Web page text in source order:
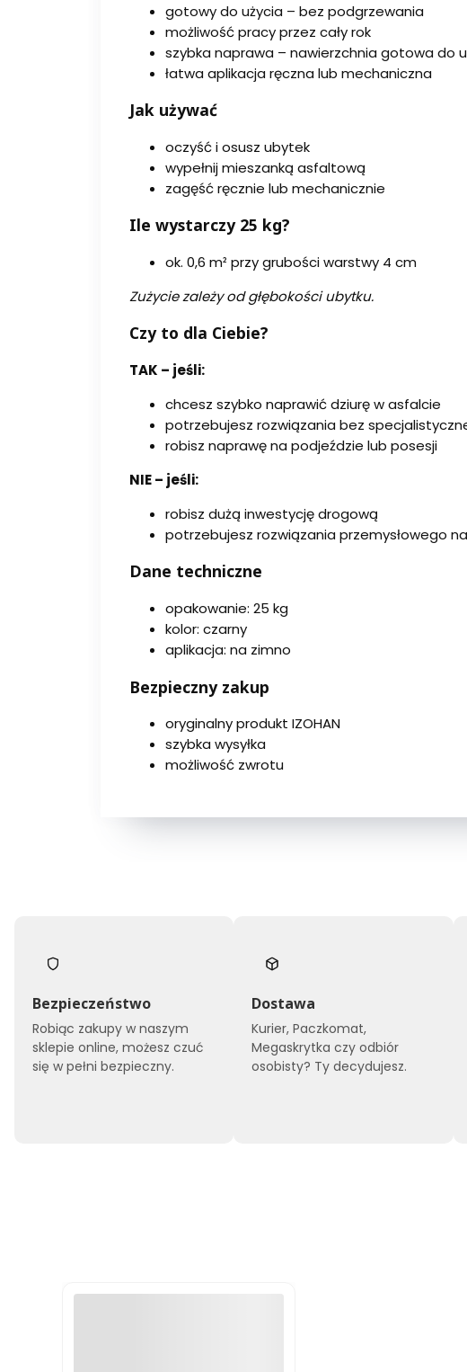
gotowy do użycia – bez podgrzewania
możliwość pracy przez cały rok
szybka naprawa – nawierzchnia gotowa do
łatwa aplikacja ręczna lub mechaniczna
Jak używać
oczyść i osusz ubytek
wypełnij mieszanką asfaltową
zagęść ręcznie lub mechanicznie
Ile wystarczy 25 kg?
ok. 0,6 m² przy grubości warstwy 4 cm
Zużycie zależy od głębokości ubytku.
Czy to dla Ciebie?
TAK – jeśli:
chcesz szybko naprawić dziurę w asfalcie
potrzebujesz rozwiązania bez
robisz naprawę na podjeździe lub posesji
NIE – jeśli:
robisz dużą inwestycję drogową
potrzebujesz rozwiązania przemysłowego
Dane techniczne
opakowanie: 25 kg
kolor: czarny
aplikacja: na zimno
Bezpieczny zakup
oryginalny produkt IZOHAN
szybka wysyłka
możliwość zwrotu
Bezpieczeństwo
Robiąc zakupy w naszym
sklepie online, możesz czuć
się w pełni bezpieczny.
Dostawa
Kurier, Paczkomat,
Megaskrytka czy odbiór
osobisty? Ty decydujesz.